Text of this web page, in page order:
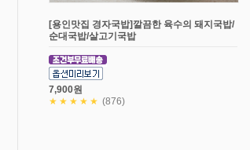
[용인맛집 경자국밥]깔끔한 육수의 돼지국밥/
순대국밥/살고기국밥
7,900원
★★★★★ (876)